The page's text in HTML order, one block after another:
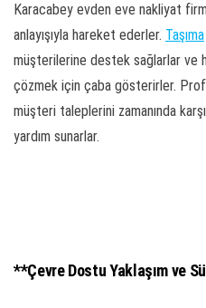
Karacabey evden eve nakliyat
anlayışıyla hareket ederler. Taşıma
müşterilerine destek sağlarlar ve
çözmek için çaba gösterirler.
müşteri taleplerini zamanında
yardım sunarlar.
**Çevre Dostu Yaklaşım ve